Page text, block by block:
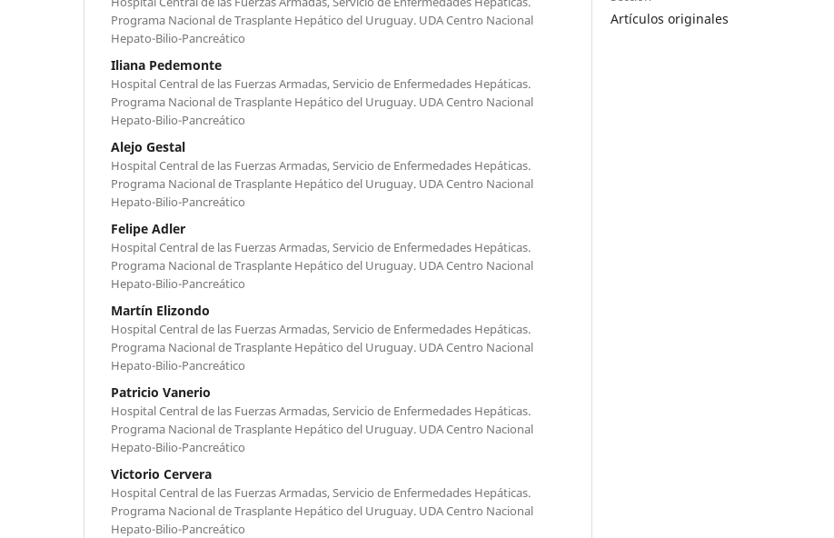
Programa Nacional de Trasplante Hepático del Uruguay. UDA Centro Nacional
Hepato-Bilio-Pancreático
Iliana Pedemonte
Hospital Central de las Fuerzas Armadas, Servicio de Enfermedades Hepáticas.
Programa Nacional de Trasplante Hepático del Uruguay. UDA Centro Nacional
Hepato-Bilio-Pancreático
Alejo Gestal
Hospital Central de las Fuerzas Armadas, Servicio de Enfermedades Hepáticas.
Programa Nacional de Trasplante Hepático del Uruguay. UDA Centro Nacional
Hepato-Bilio-Pancreático
Felipe Adler
Hospital Central de las Fuerzas Armadas, Servicio de Enfermedades Hepáticas.
Programa Nacional de Trasplante Hepático del Uruguay. UDA Centro Nacional
Hepato-Bilio-Pancreático
Martín Elizondo
Hospital Central de las Fuerzas Armadas, Servicio de Enfermedades Hepáticas.
Programa Nacional de Trasplante Hepático del Uruguay. UDA Centro Nacional
Hepato-Bilio-Pancreático
Patricio Vanerio
Hospital Central de las Fuerzas Armadas, Servicio de Enfermedades Hepáticas.
Programa Nacional de Trasplante Hepático del Uruguay. UDA Centro Nacional
Hepato-Bilio-Pancreático
Victorio Cervera
Hospital Central de las Fuerzas Armadas, Servicio de Enfermedades Hepáticas.
Programa Nacional de Trasplante Hepático del Uruguay. UDA Centro Nacional
Hepato-Bilio-Pancreático
Artículos originales